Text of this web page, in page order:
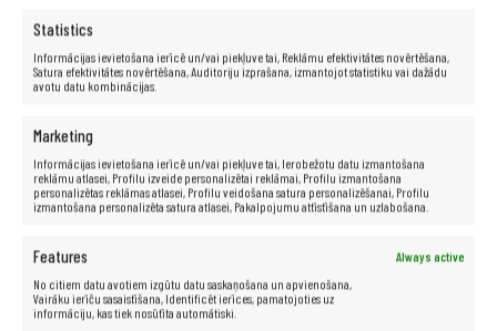
Statistics
Informācijas ievietošana ierīcē un/vai piekļuve tai, Reklāmu efektivitātes novērtēšana,
Satura efektivitātes novērtēšana, Auditoriju izprašana, izmantojot statistiku vai dažādu
avotu datu kombinācijas.
Marketing
Informācijas ievietošana ierīcē un/vai piekļuve tai, Ierobežotu datu izmantošana
reklāmu atlasei, Profilu izveide personalizētai reklāmai, Profilu izmantošana
personalizētas reklāmas atlasei, Profilu veidošana satura personalizēšanai, Profilu
izmantošana personalizēta satura atlasei, Pakalpojumu attīstīšana un uzlabošana.
Features
Always active
No citiem datu avotiem izgūtu datu saskaņošana un apvienošana,
Vairāku ierīču sasaistīšana, Identificēt ierīces, pamatojoties uz
informāciju, kas tiek nosūtīta automātiski.
Ražotājs:DELL
Procesors:
Intel® Core™ i5–5300U (3 M kešatmiņa, līdz 2,90
Matrica:15,6 collas
RAM: